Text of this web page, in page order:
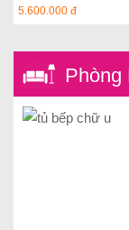
5.600.000 đ
Phòng